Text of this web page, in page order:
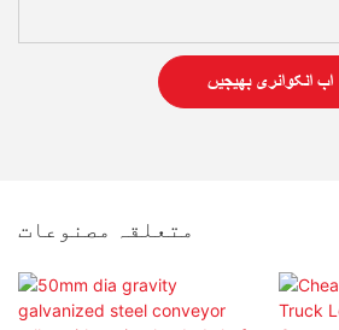
اب انکوائری بھیجیں
متعلقہ مصنوعات